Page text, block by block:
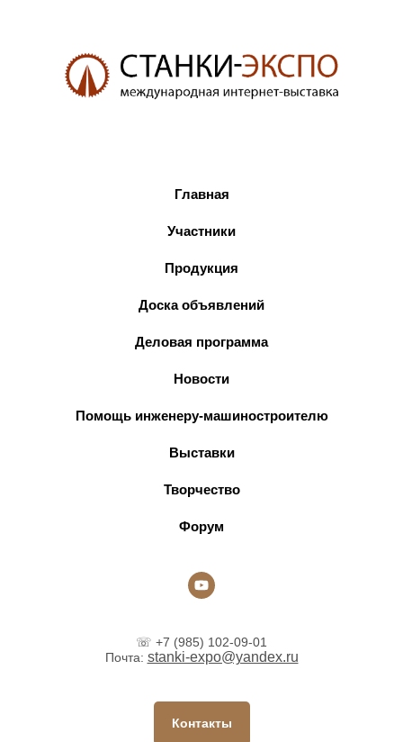
Главная
Участники
Продукция
Доска объявлений
Деловая программа
Новости
Помощь инженеру-машиностроителю
Выставки
Творчество
Форум
☏ +7 (985) 102-09-01
Почта: stanki-expo@yandex.ru
Контакты